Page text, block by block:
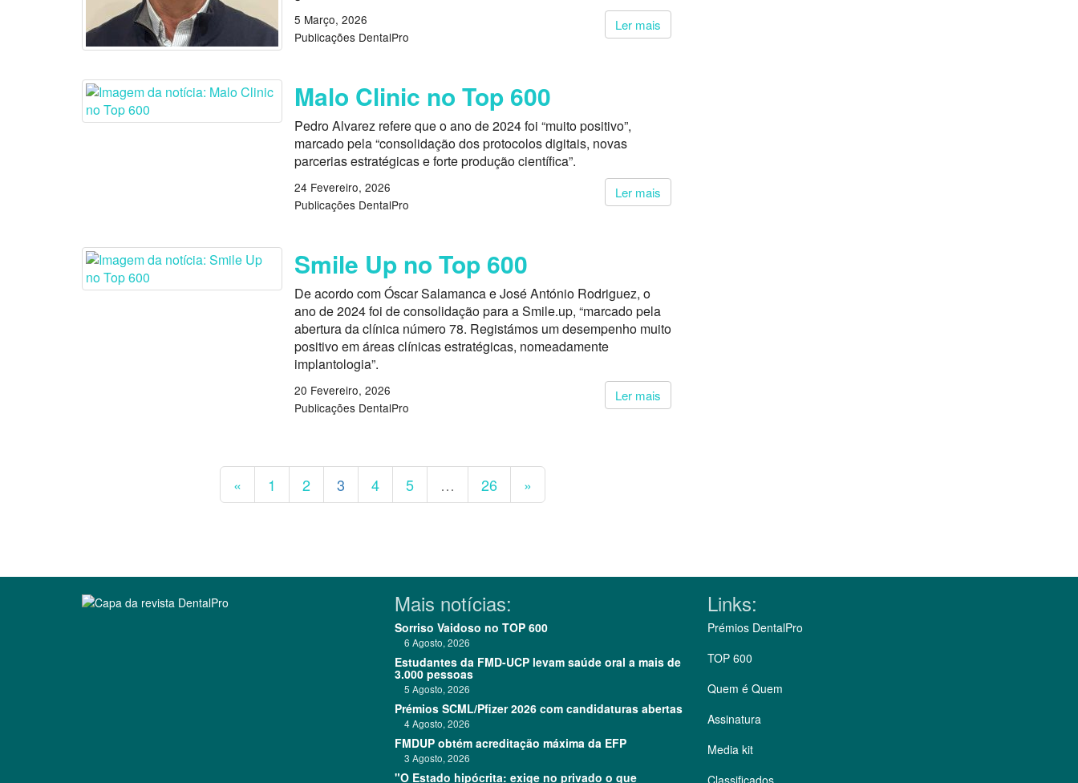
Ler mais
5 Março, 2026
Publicações DentalPro
Malo Clinic no Top 600
Pedro Alvarez refere que o ano de 2024 foi “muito positivo”,
marcado pela “consolidação dos protocolos digitais, novas
parcerias estratégicas e forte produção científica”.
Ler mais
24 Fevereiro, 2026
Publicações DentalPro
Smile Up no Top 600
De acordo com Óscar Salamanca e José António Rodriguez, o
ano de 2024 foi de consolidação para a Smile.up, “marcado pela
abertura da clínica número 78. Registámos um desempenho muito
positivo em áreas clínicas estratégicas, nomeadamente
implantologia”.
Ler mais
20 Fevereiro, 2026
Publicações DentalPro
« 1 2 3 4 5 … 26 »
Mais notícias:
Sorriso Vaidoso no TOP 600
6 Agosto, 2026
Estudantes da FMD-UCP levam saúde oral a mais de
3.000 pessoas
5 Agosto, 2026
Prémios SCML/Pfizer 2026 com candidaturas abertas
4 Agosto, 2026
FMDUP obtém acreditação máxima da EFP
3 Agosto, 2026
"O Estado hipócrita: exige no privado o que
Links:
Prémios DentalPro
TOP 600
Quem é Quem
Assinatura
Media kit
Classificados